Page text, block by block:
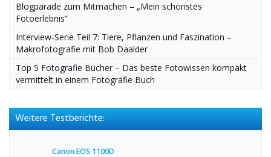
Blogparade zum Mitmachen – „Mein schönstes
Fotoerlebnis“
Interview-Serie Teil 7: Tiere, Pflanzen und Faszination –
Makrofotografie mit Bob Daalder
Top 5 Fotografie Bücher – Das beste Fotowissen kompakt
vermittelt in einem Fotografie Buch
Weitere Testberichte:
Canon EOS 1100D